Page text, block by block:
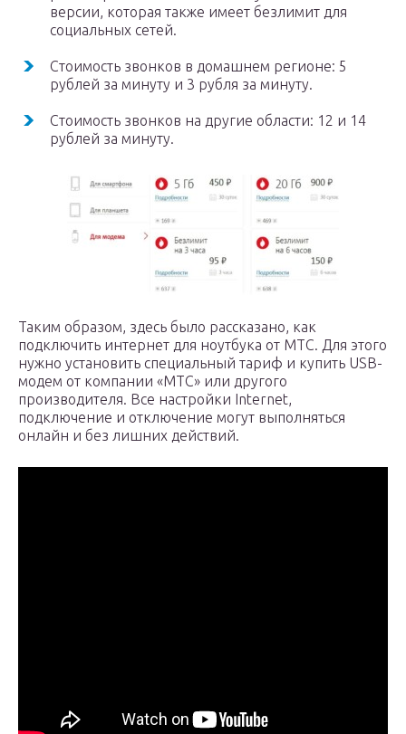
версии, которая также имеет безлимит для
социальных сетей.
Стоимость звонков в домашнем регионе: 5
рублей за минуту и 3 рубля за минуту.
Стоимость звонков на другие области: 12 и 14
рублей за минуту.
Таким образом, здесь было рассказано, как
подключить интернет для ноутбука от МТС. Для этого
нужно установить специальный тариф и купить USB-
модем от компании «МТС» или другого
производителя. Все настройки Internet,
подключение и отключение могут выполняться
онлайн и без лишних действий.